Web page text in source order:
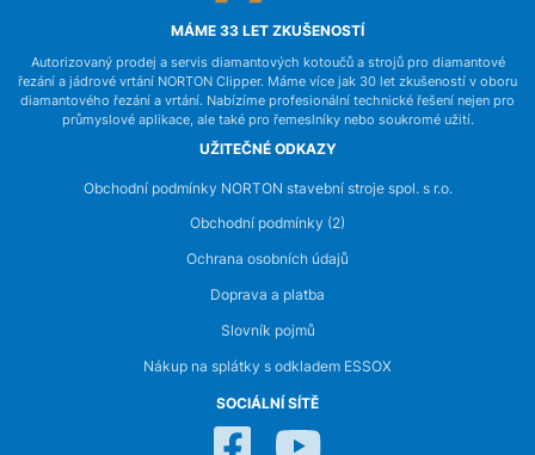
MÁME 33 LET ZKUŠENOSTÍ
Autorizovaný prodej a servis diamantových kotoučů a strojů pro diamantové
řezání a jádrové vrtání NORTON Clipper. Máme více jak 30 let zkušeností v oboru
diamantového řezání a vrtání. Nabízíme profesionální technické řešení nejen pro
průmyslové aplikace, ale také pro řemeslníky nebo soukromé užití.
UŽITEČNÉ ODKAZY
Obchodní podmínky NORTON stavební stroje spol. s r.o.
Obchodní podmínky (2)
Ochrana osobních údajů
Doprava a platba
Slovník pojmů
Nákup na splátky s odkladem ESSOX
SOCIÁLNÍ SÍTĚ